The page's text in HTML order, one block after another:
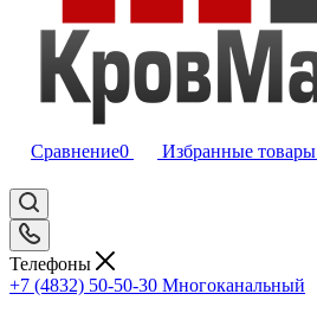
Сравнение0 Избранные товары
Телефоны
+7 (4832) 50-50-30 Многоканальный